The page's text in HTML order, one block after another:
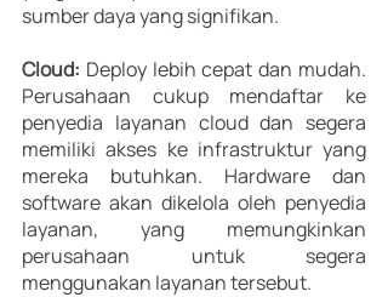
sumber daya yang signifikan.
Cloud: Deploy lebih cepat dan mudah.
Perusahaan cukup mendaftar ke
penyedia layanan cloud dan segera
memiliki akses ke infrastruktur yang
mereka butuhkan. Hardware dan
software akan dikelola oleh penyedia
layanan, yang memungkinkan
perusahaan untuk segera
menggunakan layanan tersebut.